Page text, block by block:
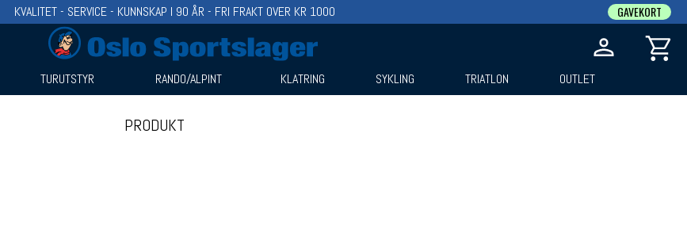
KVALITET - SERVICE - KUNNSKAP I 90 ÅR - FRI FRAKT OVER KR 1000 GAVEKORT
TURUTSTYR RANDO/ALPINT KLATRING SYKLING TRIATLON OUTLET
PRODUKT